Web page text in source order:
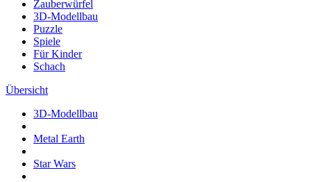
Zauberwürfel
3D-Modellbau
Puzzle
Spiele
Für Kinder
Schach
Übersicht
3D-Modellbau
Metal Earth
Star Wars